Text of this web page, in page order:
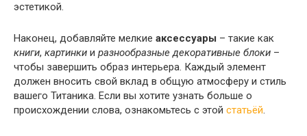
эстетикой.
Наконец, добавляйте мелкие аксессуары – такие как
книги, картинки и разнообразные декоративные блоки –
чтобы завершить образ интерьера. Каждый элемент
должен вносить свой вклад в общую атмосферу и стиль
вашего Титаника. Если вы хотите узнать больше о
происхождении слова, ознакомьтесь с этой статьёй.